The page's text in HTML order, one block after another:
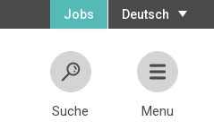
Deutsch
Jobs
Suche Menu